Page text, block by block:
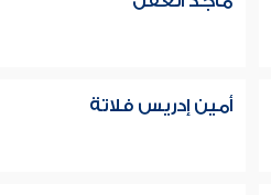
أمين إدريس فلاتة